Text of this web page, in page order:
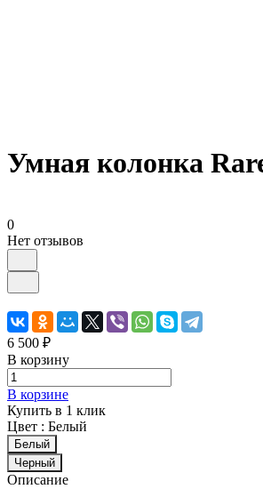
Умная колонка
0
Нет отзывов
6 500 ₽
В корзину
В корзине
Купить в 1 клик
Цвет : Белый
Белый
Черный
Описание